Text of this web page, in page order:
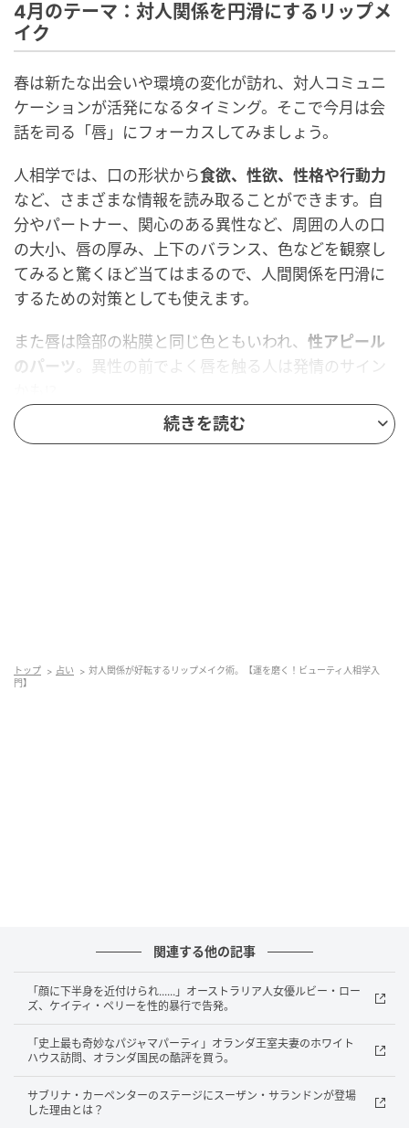
4月のテーマ：対人関係を円滑にするリップメ
イク
春は新たな出会いや環境の変化が訪れ、対人コミュニ
ケーションが活発になるタイミング。そこで今月は会
話を司る「唇」にフォーカスしてみましょう。
人相学では、口の形状から食欲、性欲、性格や行動力
など、さまざまな情報を読み取ることができます。自
分やパートナー、関心のある異性など、周囲の人の口
の大小、唇の厚み、上下のバランス、色などを観察し
てみると驚くほど当てはまるので、人間関係を円滑に
するための対策としても使えます。
また唇は陰部の粘膜と同じ色ともいわれ、 性アピール
のパーツ 。異性の前でよく唇を触る人は発情のサイン
「吉相」とされる唇の特徴は？
ブで上唇の山がキツすぎない、口角が引き締まってい
るとさらに理想的です。
反対に「凶相」となるのは、曲がったり口角が下がり
すぎている口、いつも半開きの口など。表情のクセで
NG唇になってしまっている人は気をつけましょう！ 口
周りのシワ、唇のくすみなども運気を下げるので、ケ
続きを読む
トップ 占い
対人関係が好転するリップメイク術。【運を磨く！ビューティ人相学入
門】
関連する他の記事
「顔に下半身を近付けられ......」オーストラリア人女優ルビー・ロー
ズ、ケイティ・ペリーを性的暴行で告発。
「史上最も奇妙なパジャマパーティ」オランダ王室夫妻のホワイト
ハウス訪問、オランダ国民の酷評を買う。
サブリナ・カーペンターのステージにスーザン・サランドンが登場
した理由とは？